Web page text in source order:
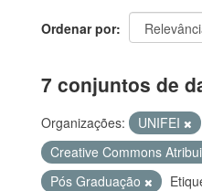
Ordenar por
7 conjuntos de
Organizações: UNIFEI
Creative Commons
Pós Graduação